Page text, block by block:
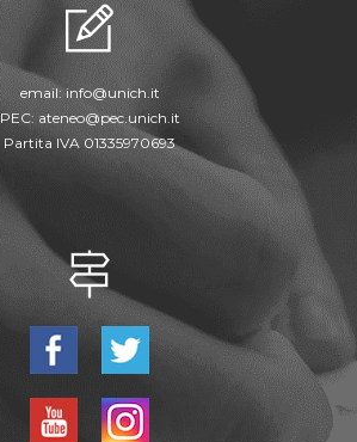
email: info@unich.it
PEC: ateneo@pec.unich.it
Partita IVA 01335970693